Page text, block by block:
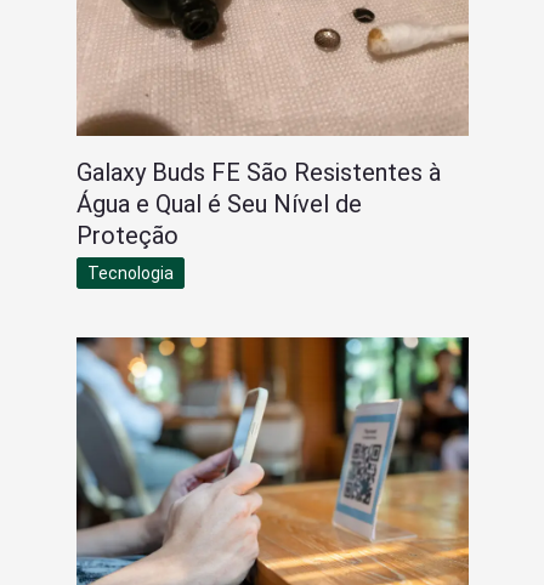
Galaxy Buds FE São Resistentes à
Água e Qual é Seu Nível de
Proteção
Tecnologia